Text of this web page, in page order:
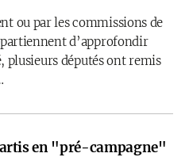
ou par les commissions de
d’approfondir
plusieurs députés ont remis
en "pré-campagne"